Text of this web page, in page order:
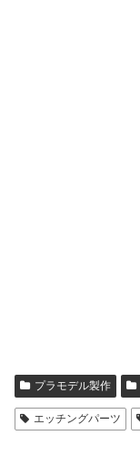
プラモデル製作
エッチングパーツ